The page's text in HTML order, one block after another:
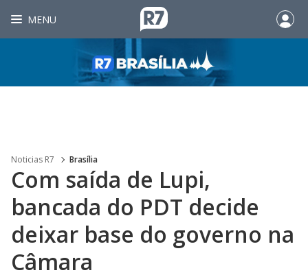
MENU
Noticias R7 Brasília
Com saída de Lupi,
bancada do PDT decide
deixar base do governo na
Câmara